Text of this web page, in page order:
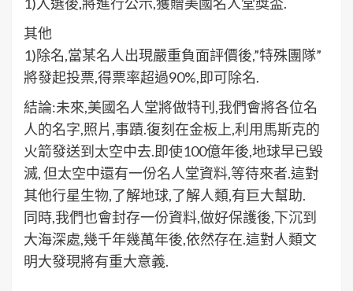
1)入選後,將進行公示,獲贈美國名人堂獎盃.
其他
1)除名,當某名人出現嚴重負面評價後,”特殊團隊”
將發起投票,得票率超過90%,即可除名.
結論:未來,美國名人堂將做特刊,我們會將各位名
人的名字,照片,事蹟.復刻在金板上,利用馬斯克的
火箭發送到太空中去.即使100億年後,地球早已毀
滅, 但太空中還有一份名人堂資料,等待來者.這對
其他行星生物,了解地球,了解人類,有巨大幫助.
同時,我們也會封存一份資料,做好保護後,下沉到
大海深處,幾千年幾萬年後,依然存在.這對人類文
明大發現將有重大意義.